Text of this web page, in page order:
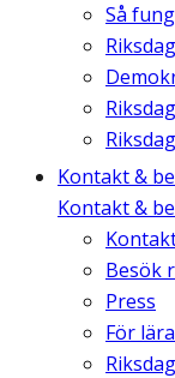
Så
Kontakt &
Kontakt &
Besök
Press
För